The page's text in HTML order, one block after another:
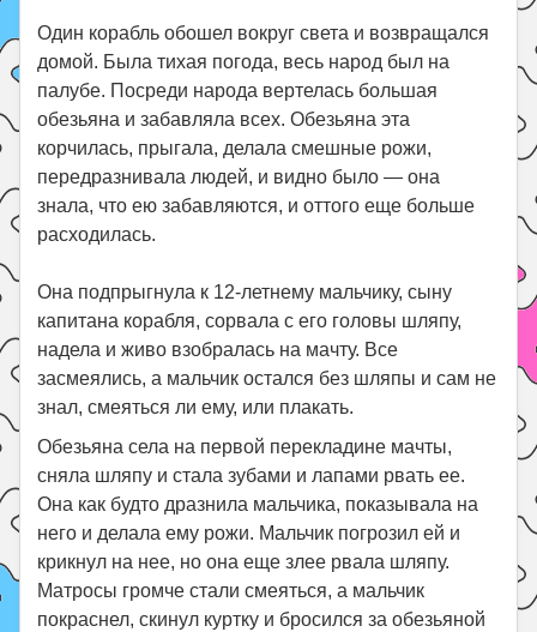
Один корабль обошел вокруг света и возвращался
домой. Была тихая погода, весь народ был на
палубе. Посреди народа вертелась большая
обезьяна и забавляла всех. Обезьяна эта
корчилась, прыгала, делала смешные рожи,
передразнивала людей, и видно было — она
знала, что ею забавляются, и оттого еще больше
расходилась.
Она подпрыгнула к 12-летнему мальчику, сыну
капитана корабля, сорвала с его головы шляпу,
надела и живо взобралась на мачту. Все
засмеялись, а мальчик остался без шляпы и сам не
знал, смеяться ли ему, или плакать.
Обезьяна села на первой перекладине мачты,
сняла шляпу и стала зубами и лапами рвать ее.
Она как будто дразнила мальчика, показывала на
него и делала ему рожи. Мальчик погрозил ей и
крикнул на нее, но она еще злее рвала шляпу.
Матросы громче стали смеяться, а мальчик
покраснел, скинул куртку и бросился за обезьяной